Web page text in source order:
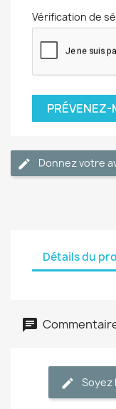
Vérification de
PRÉVENEZ-
Donnez votre
Détails du
Soyez